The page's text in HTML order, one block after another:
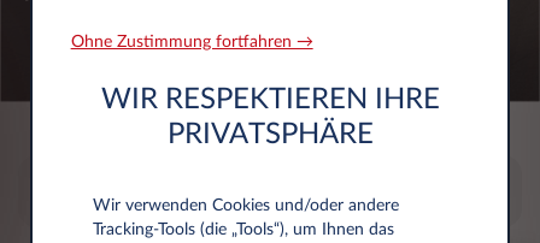
Filtern
Ohne Zustimmung fortfahren →
WIR RESPEKTIEREN IHRE
PRIVATSPHÄRE
Wir verwenden Cookies und/oder andere
Tracking‑Tools (die „Tools“), um Ihnen das